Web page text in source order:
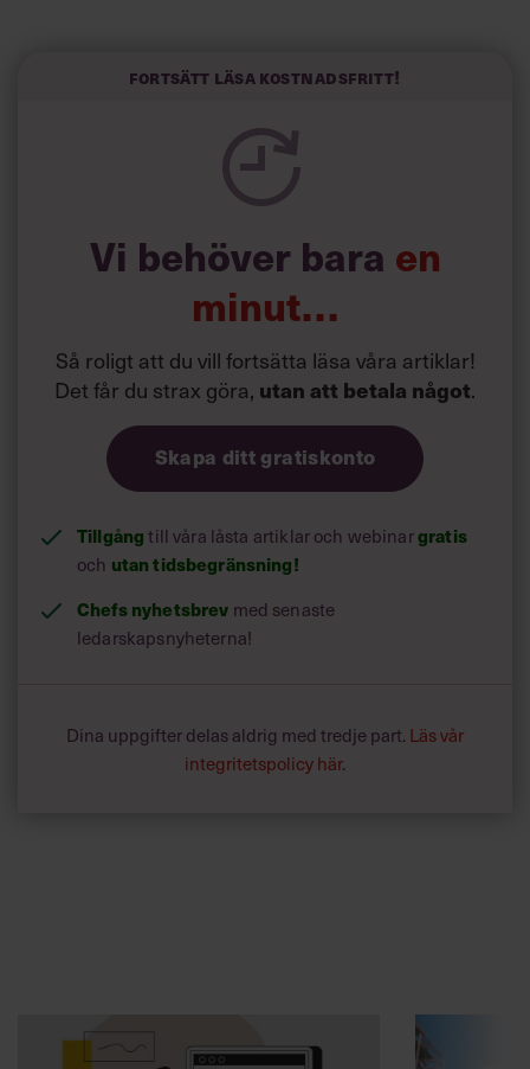
och höjt arbetsglädjen på Google:
Fortsätt läsa kostnadsfritt!
Vi behöver bara en
minut…
Så roligt att du vill fortsätta läsa våra artiklar!
Det får du strax göra, utan att betala något.
Skapa ditt gratiskonto
Tillgångtill våra låsta artiklar och webinargratis
och utan tidsbegränsning!
Chefs nyhetsbrev med senaste
ledarskapsnyheterna!
Dina uppgifter delas aldrig med tredje part. Läs vår
integritetspolicy här.